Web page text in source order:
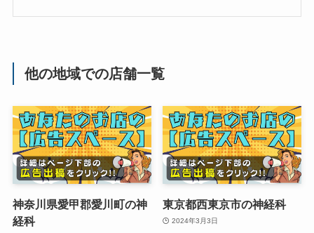
他の地域での店舗一覧
神奈川県愛甲郡愛川町の神
経科
東京都西東京市の神経科
2024年3月3日